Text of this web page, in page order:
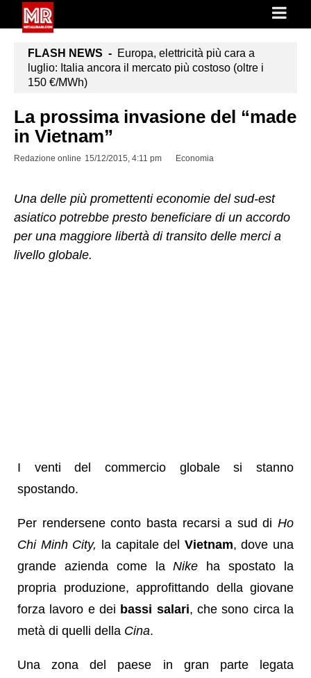
FLASH NEWS - Europa, elettricità più cara a
luglio: Italia ancora il mercato più costoso (oltre i
150 €/MWh)
La prossima invasione del “made
in Vietnam”
Redazione online 15/12/2015, 4:11 pm Economia
Una delle più promettenti economie del sud-est
asiatico potrebbe presto beneficiare di un accordo
per una maggiore libertà di transito delle merci a
livello globale.
I venti del commercio globale si stanno
spostando.
Per rendersene conto basta recarsi a sud di Ho
Chi Minh City, la capitale del Vietnam, dove una
grande azienda come laNike ha spostato la
propria produzione, approfittando della giovane
forza lavoro e dei bassi salari, che sono circa la
metà di quelli della Cina.
Una zona del paese in gran parte legata